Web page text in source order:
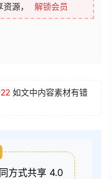
源，
解锁会员
如文中内容素材有错
方式共享 4.0